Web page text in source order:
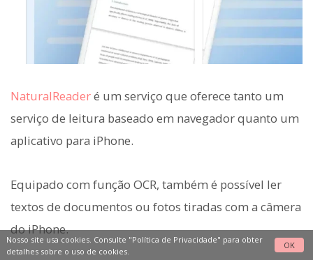
NaturalReaderé um serviço que oferece tanto um
serviço de leitura baseado em navegador quanto um
aplicativo para iPhone.
Equipado com função OCR, também é possível ler
textos de documentos ou fotos tiradas com a câmera
do iPhone.
Nosso site usa cookies. Consulte "Política de Privacidade" para obter
detalhes sobre o uso de cookies.
OK